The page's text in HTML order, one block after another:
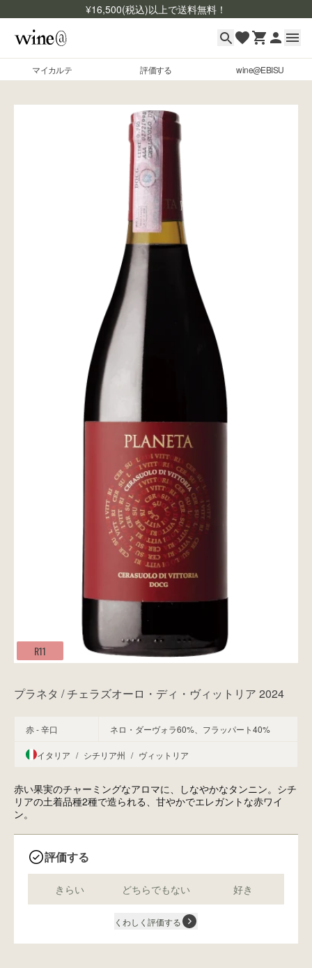
¥16,500(税込)以上で送料無料！
マイカルテ 評価する wine@EBISU
マイカルテ
wine@とは
R11
プラネタ / チェラズオーロ・ディ・ヴィットリア 2024
赤 - 辛口 ネロ・ダーヴォラ60%、フラッパート40%
イタリア / シチリア州 / ヴィットリア
赤い果実のチャーミングなアロマに、しなやかなタンニン。シチ
リアの土着品種2種で造られる、甘やかでエレガントな赤ワイ
ン。
評価する
きらい どちらでもない 好き
くわしく評価する